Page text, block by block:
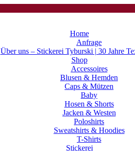
Home
Anfrage
Über uns – Stickerei Tyburski | 30 Jahre
Shop
Accessoires
Blusen & Hemden
Caps & Mützen
Baby
Hosen & Shorts
Jacken & Westen
Poloshirts
Sweatshirts & Hoodies
T-Shirts
Stickerei